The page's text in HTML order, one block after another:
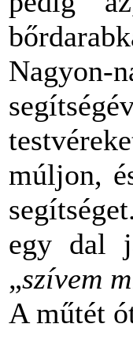
múljon,
egy dal
„szívem
A műtét